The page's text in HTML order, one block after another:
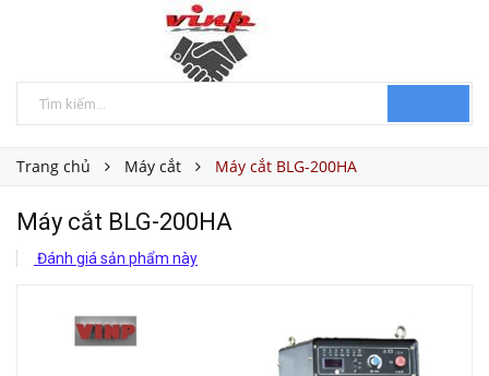
Trang chủ Máy cắt Máy cắt BLG-200HA
Máy cắt BLG-200HA
Đánh giá sản phẩm này